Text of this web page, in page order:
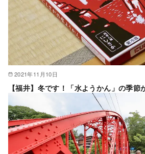
2021年11月10日
【福井】冬です！「水ようかん」の季節